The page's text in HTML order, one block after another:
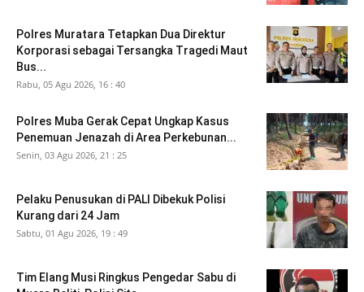
Polres Muratara Tetapkan Dua Direktur
Korporasi sebagai Tersangka Tragedi Maut
Bus...
Rabu, 05 Agu 2026, 16 : 40
Polres Muba Gerak Cepat Ungkap Kasus
Penemuan Jenazah di Area Perkebunan...
Senin, 03 Agu 2026, 21 : 25
Pelaku Penusukan di PALI Dibekuk Polisi
Kurang dari 24 Jam
Sabtu, 01 Agu 2026, 19 : 49
Tim Elang Musi Ringkus Pengedar Sabu di